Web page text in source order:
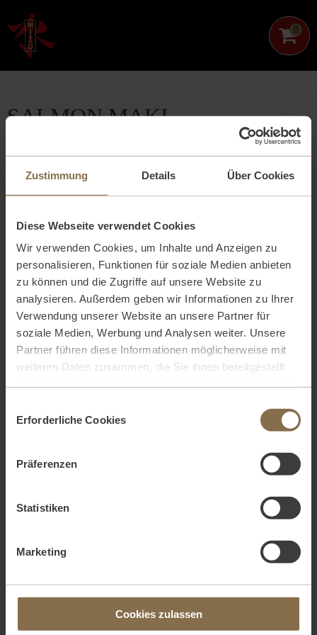
Zustimmung Details Über Cookies
Diese Webseite verwendet Cookies
Wir verwenden Cookies, um Inhalte und Anzeigen zu
personalisieren, Funktionen für soziale Medien anbieten
zu können und die Zugriffe auf unsere Website zu
analysieren. Außerdem geben wir Informationen zu Ihrer
Verwendung unserer Website an unsere Partner für
soziale Medien, Werbung und Analysen weiter. Unsere
Partner führen diese Informationen möglicherweise mit
weiteren Daten zusammen, die Sie ihnen bereitgestellt
unsererDatenschutzerklärung.
Erforderliche Cookies
Präferenzen
Statistiken
Marketing
Cookies zulassen
0
SALMON MAKI
Gesamtpreis: 9,00 EUR
Anzahl: